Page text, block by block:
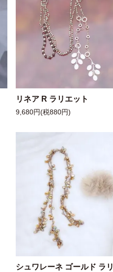
リネア R ラリエット
9,680円(税880円)
シュワレーネ ゴールド ラリ